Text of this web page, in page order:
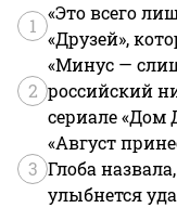
1
«Это всего
«Друзей»,
2
«Минус —
российский
сериале «Дом
3
«Август
Глоба
улыбнется